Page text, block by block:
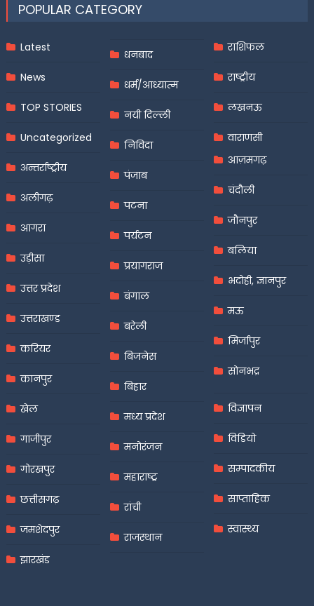
POPULAR CATEGORY
Latest
News
TOP STORIES
Uncategorized
अन्तर्राष्ट्रीय
अलीगढ़
आगरा
उड़ीसा
उत्तर प्रदेश
उत्तराखण्ड
करियर
कानपुर
खेल
गाजीपुर
गोरखपुर
छत्तीसगढ़
जमशेदपुर
झारखंड
धनबाद
धर्म/आध्यात्म
नयी दिल्ली
निविदा
पंजाब
पटना
पर्यटन
प्रयागराज
बंगाल
बरेली
बिजनेस
बिहार
मध्य प्रदेश
मनोरंजन
महाराष्ट्र
रांची
राजस्थान
राशिफल
राष्ट्रीय
लखनऊ
वाराणसी
आज़मगढ़
चंदौली
जौनपुर
बलिया
भदोही, ज्ञानपुर
मऊ
मिर्जापुर
सोनभद्र
विज्ञापन
विडियो
सम्पादकीय
साप्ताहिक
स्वास्थ्य